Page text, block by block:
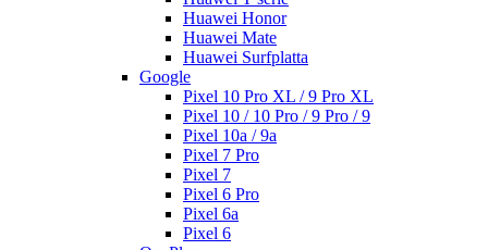
Huawei Honor
Huawei Mate
Huawei Surfplatta
Google
Pixel 10 Pro XL / 9 Pro XL
Pixel 10 / 10 Pro / 9 Pro / 9
Pixel 10a / 9a
Pixel 7 Pro
Pixel 7
Pixel 6 Pro
Pixel 6a
Pixel 6